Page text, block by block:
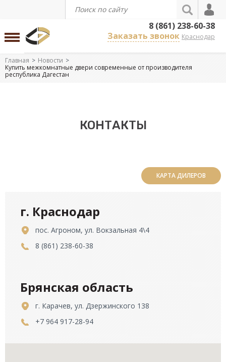
8 (861) 238-60-38
Заказать звонок Краснодар
Главная
Новости
Купить межкомнатные двери современные от производителя
республика Дагестан
КОНТАКТЫ
КАРТА ДИЛЕРОВ
г. Краснодар
пос. Агроном, ул. Вокзальная 4\4
8 (861) 238-60-38
Брянская область
г. Карачев, ул. Дзержинского 138
+7 964 917-28-94